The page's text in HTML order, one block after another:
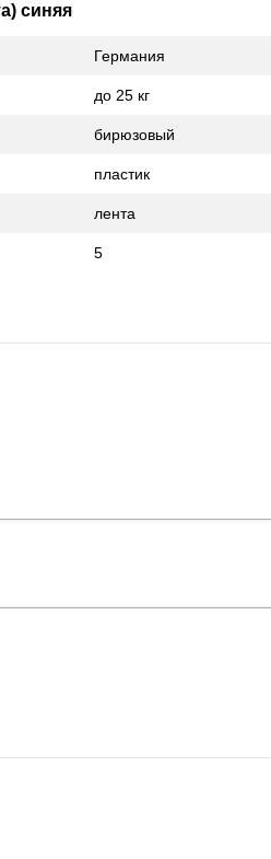
синяя
Германия
до 25 кг
бирюзовый
пластик
лента
5